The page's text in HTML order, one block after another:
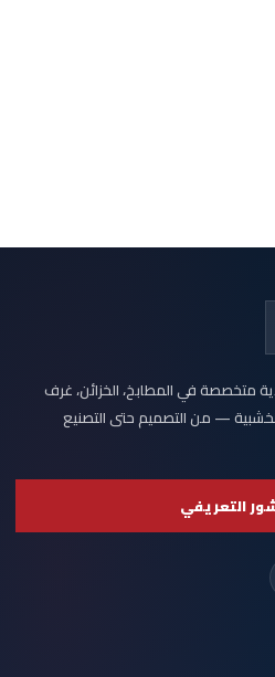
في المطابخ، الخزائن، غرف
— من التصميم حتى التصنيع
التعريفي